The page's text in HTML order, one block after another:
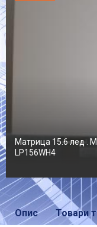
Матрица 15.6 лед .
LP156WH4
Опис Товари